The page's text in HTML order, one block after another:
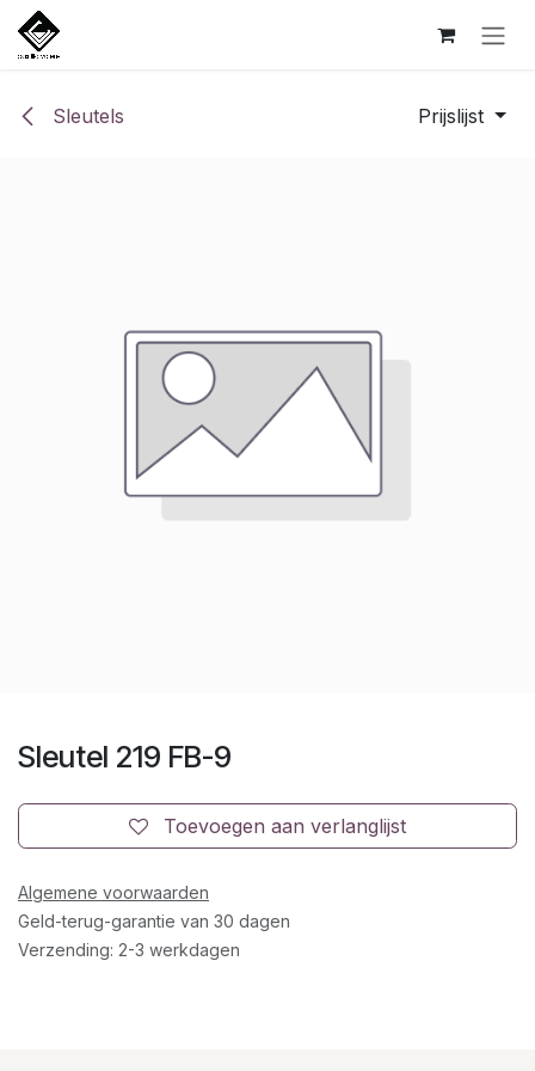
Overslaan naar inhoud
Sleutels Prijslijst
Sleutel 219 FB-9
Toevoegen aan verlanglijst
Algemene voorwaarden
Geld-terug-garantie van 30 dagen
Verzending: 2-3 werkdagen